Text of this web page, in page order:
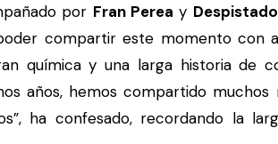
por Fran Perea y
compartir este momento con
química y una larga historia de
años, hemos compartido
ha confesado, recordando la